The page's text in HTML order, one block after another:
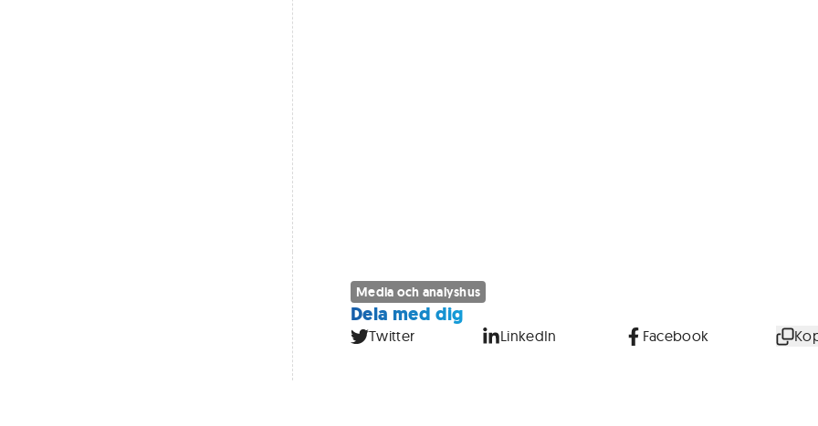
Media och analyshus
Dela med dig
Twitter LinkedIn Facebook